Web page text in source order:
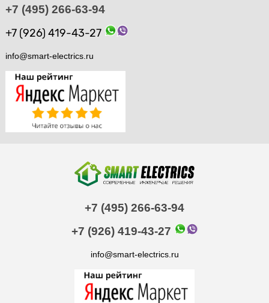
+7 (495) 266-63-94
+7 (926) 419-43-27
info@smart-electrics.ru
+7 (495) 266-63-94
+7 (926) 419-43-27
info@smart-electrics.ru